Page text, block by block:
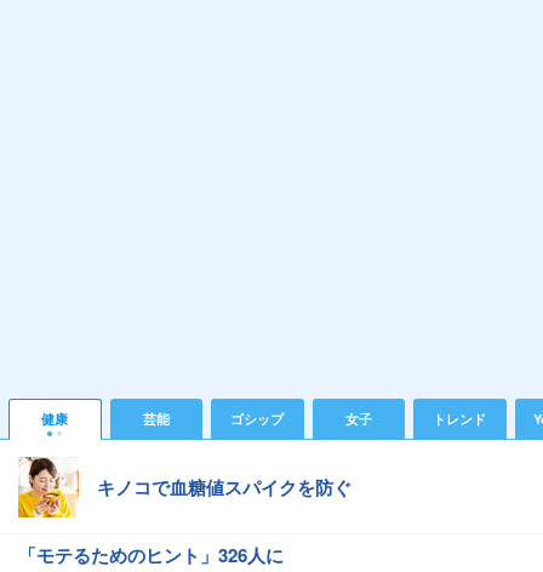
健康 芸能 ゴシップ 女子 トレンド
キノコで血糖値スパイクを防ぐ
「モテるためのヒント」326人に